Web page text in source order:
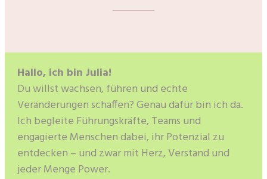
Hallo, ich bin Julia!
Du willst wachsen, führen und echte
Veränderungen schaffen? Genau dafür bin ich da.
Ich begleite Führungskräfte, Teams und
engagierte Menschen dabei, ihr Potenzial zu
entdecken – und zwar mit Herz, Verstand und
jeder Menge Power.